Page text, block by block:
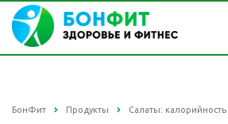
БонФит Продукты Салаты: калорийность